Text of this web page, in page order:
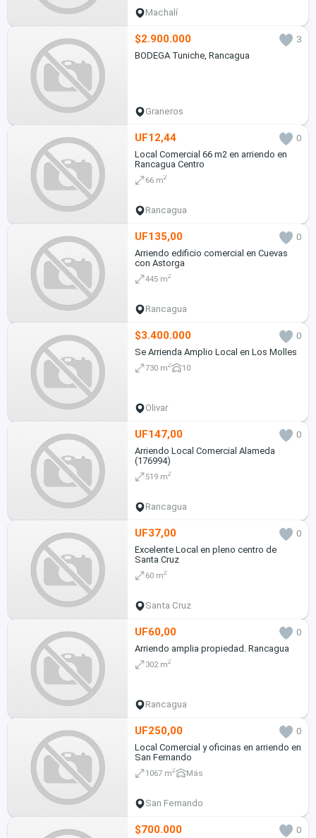
Machalí
$2.900.000
3
BODEGA Tuniche, Rancagua
Graneros
UF12,44
0
Local Comercial 66 m2 en arriendo en
Rancagua Centro
66 m2
Rancagua
UF135,00
0
Arriendo edificio comercial en Cuevas
con Astorga
445 m2
Rancagua
$3.400.000
0
Se Arrienda Amplio Local en Los Molles
730 m2 10
Olivar
UF147,00
0
Arriendo Local Comercial Alameda
(176994)
519 m2
Rancagua
UF37,00
0
Excelente Local en pleno centro de
Santa Cruz
60 m2
Santa Cruz
UF60,00
0
Arriendo amplia propiedad. Rancagua
302 m2
Rancagua
UF250,00
0
Local Comercial y oficinas en arriendo en
San Fernando
1067 m2 Más
San Fernando
$700.000 0